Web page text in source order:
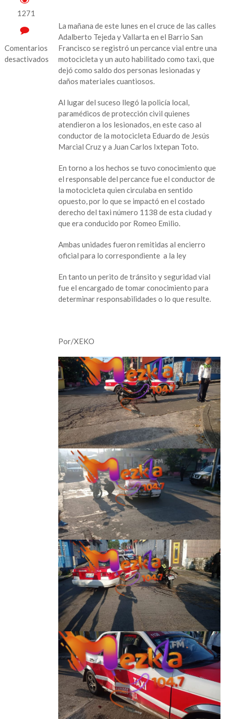
1271
Comentarios
desactivados
La mañana de este lunes en el cruce de las calles
Adalberto Tejeda y Vallarta en el Barrio San
Francisco se registró un percance vial entre una
motocicleta y un auto habilitado como taxi, que
dejó como saldo dos personas lesionadas y
daños materiales cuantiosos.
Al lugar del suceso llegó la policía local,
paramédicos de protección civil quienes
atendieron a los lesionados, en este caso al
conductor de la motocicleta Eduardo de Jesús
Marcial Cruz y a Juan Carlos Ixtepan Toto.
En torno a los hechos se tuvo conocimiento que
el responsable del percance fue el conductor de
la motocicleta quien circulaba en sentido
opuesto, por lo que se impactó en el costado
derecho del taxi número 1138 de esta ciudad y
que era conducido por Romeo Emilio.
Ambas unidades fueron remitidas al encierro
oficial para lo correspondiente a la ley
En tanto un perito de tránsito y seguridad vial
fue el encargado de tomar conocimiento para
determinar responsabilidades o lo que resulte.
Por/XEKO